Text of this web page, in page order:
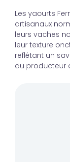
Les yaourts
artisanaux
leurs vaches
leur texture
reflétant un
du producteur